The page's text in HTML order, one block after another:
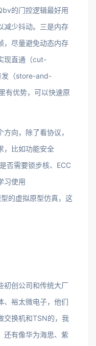
的门控逻辑最好用
减少抖动。三是内存
，尽量避免动态内存
现直通（cut-
发（store-and-
有优势，可以快速原
向，除了看协议，
，比如功能安全
否需要锁步核、ECC
习使用
的虚拟原型仿真，这
初创公司和传统大厂
、裕太微电子，他们
交换机和TSN的，我
还有像华为海思、紫